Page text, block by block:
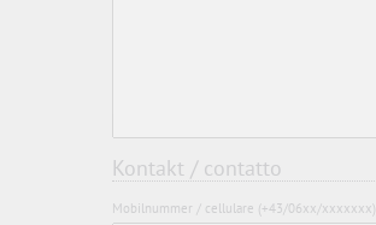
Kontakt / contatto
Mobilnummer / cellulare (+43/06xx/xxxxxxx)